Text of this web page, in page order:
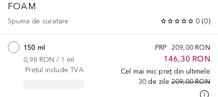
FOAM
Spuma de curatare 0 (0)
PRP 209,00 RON
146,30 RON
Cel mai mic preț din ultimele
30 de zile 209,00 RON
150 ml
0,98 RON / 1 ml
Prețul include TVA